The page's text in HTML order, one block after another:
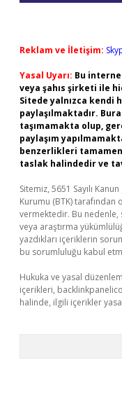
Reklam ve İletişim:
Yasal Uyarı: Bu
veya şahıs şirketi ile
Sitede yalnızca kendi
paylaşılmaktadır.
taşımamakta olup,
paylaşım
benzerlikleri
taslak halindedir ve
Sitemiz, 5651 Sayılı
Kurumu (BTK) tarafından
vermektedir. Bu
veya araştırma
yazdıkları içeriklerin
bu sorumluluğu kabul
Hukuka ve yasal
içerikleri,
halinde, ilgili içerikler